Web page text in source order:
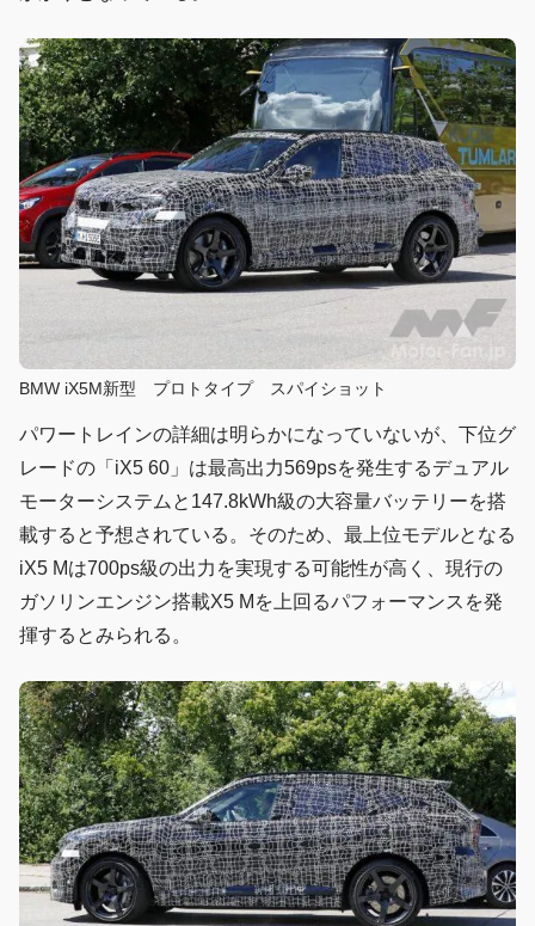
BMW iX5M新型 プロトタイプ スパイショット
パワートレインの詳細は明らかになっていないが、下位グ
レードの「iX5 60」は最高出力569psを発生するデュアル
モーターシステムと147.8kWh級の大容量バッテリーを搭
載すると予想されている。そのため、最上位モデルとなる
iX5 Mは700ps級の出力を実現する可能性が高く、現行の
ガソリンエンジン搭載X5 Mを上回るパフォーマンスを発
揮するとみられる。